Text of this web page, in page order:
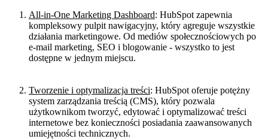
All-in-One Marketing Dashboard: HubSpot zapewnia
kompleksowy pulpit nawigacyjny, który agreguje wszystkie
działania marketingowe. Od mediów społecznościowych po
e-mail marketing, SEO i blogowanie - wszystko to jest
dostępne w jednym miejscu.
Tworzenie i optymalizacja treści: HubSpot oferuje potężny
system zarządzania treścią (CMS), który pozwala
użytkownikom tworzyć, edytować i optymalizować treści
internetowe bez konieczności posiadania zaawansowanych
umiejętności technicznych.